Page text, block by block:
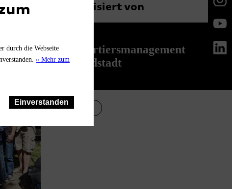
Organisiert von
Quartiersmanagement
Nordstadt
Konzert
durch die Webseite
» Mehr zum
Einverstanden